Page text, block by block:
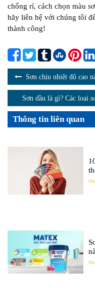
chống rỉ, cách chọn màu
hãy liên hệ với chúng tôi
thành công!
Sơn chịu nhiệt độ cao
Sơn dầu là gì? Các loại
Thông tin liên quan